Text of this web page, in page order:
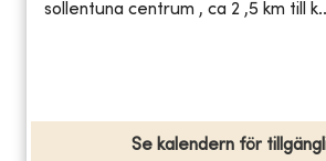
sollentuna centrum , ca 2 ,5 km till
Se kalendern för